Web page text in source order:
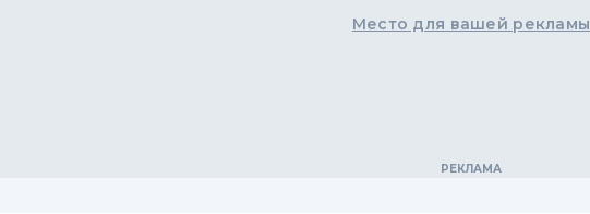
Место для вашей рекламы